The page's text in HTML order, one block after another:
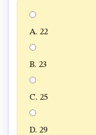
A. 22
B. 23
C. 25
D. 29